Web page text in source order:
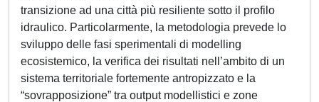
transizione ad una città più resiliente sotto il profilo
idraulico. Particolarmente, la metodologia prevede lo
sviluppo delle fasi sperimentali di modelling
ecosistemico, la verifica dei risultati nell’ambito di un
sistema territoriale fortemente antropizzato e la
“sovrapposizione” tra output modellistici e zone